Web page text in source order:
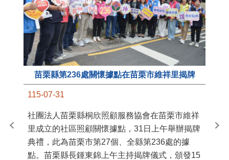
苗栗縣第236處關懷據點在苗栗市維祥里揭牌
115-07-31
社團法人苗栗縣桐欣照顧服務協會在苗栗市維祥
里成立的社區照顧關懷據點，31日上午舉辦揭牌
典禮，此為苗栗市第27個、全縣第236處的據
點。苗栗縣長鍾東錦上午主持揭牌儀式，頒發15
苗